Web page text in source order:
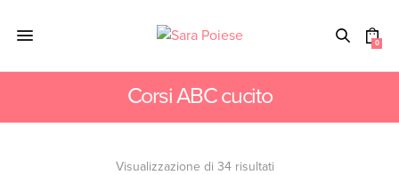
0
Corsi ABC cucito
Visualizzazione di 34 risultati